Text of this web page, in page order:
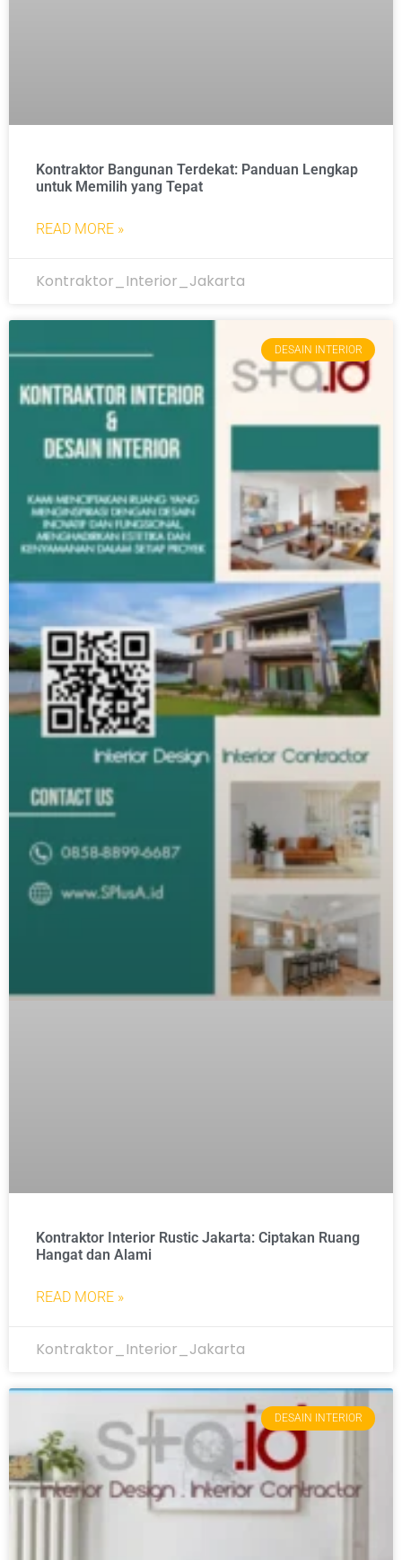
Kontraktor Bangunan Terdekat: Panduan Lengkap
untuk Memilih yang Tepat
READ MORE »
Kontraktor_Interior_Jakarta
DESAIN INTERIOR
Kontraktor Interior Rustic Jakarta: Ciptakan Ruang
Hangat dan Alami
READ MORE »
Kontraktor_Interior_Jakarta
DESAIN INTERIOR